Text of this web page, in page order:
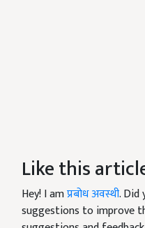
Like this
Hey! I amप्रबोध अवस्थी. Did
suggestions to improve